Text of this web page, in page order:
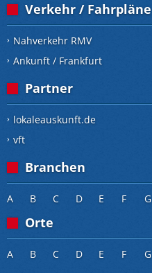
Verkehr / Fahrpläne
Nahverkehr RMV
Ankunft / Frankfurt
Partner
lokaleauskunft.de
vft
Branchen
A B C D E F G
Orte
A B C D E F G